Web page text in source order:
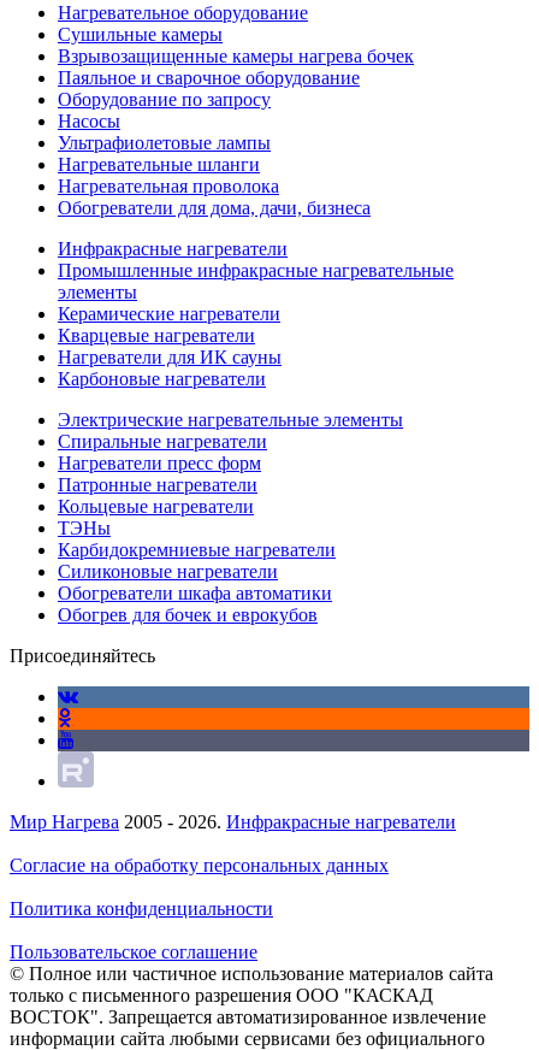
Нагревательное оборудование
Сушильные камеры
Взрывозащищенные камеры нагрева бочек
Паяльное и сварочное оборудование
Оборудование по запросу
Насосы
Ультрафиолетовые лампы
Нагревательные шланги
Нагревательная проволока
Обогреватели для дома, дачи, бизнеса
Инфракрасные нагреватели
Промышленные инфракрасные нагревательные
элементы
Керамические нагреватели
Кварцевые нагреватели
Нагреватели для ИК сауны
Карбоновые нагреватели
Электрические нагревательные элементы
Спиральные нагреватели
Нагреватели пресс форм
Патронные нагреватели
Кольцевые нагреватели
ТЭНы
Карбидокремниевые нагреватели
Силиконовые нагреватели
Обогреватели шкафа автоматики
Обогрев для бочек и еврокубов
Присоединяйтесь
Мир Нагрева 2005 - 2026. Инфракрасные нагреватели
Согласие на обработку персональных данных
Политика конфиденциальности
Пользовательское соглашение
© Полное или частичное использование материалов сайта
только с письменного разрешения ООО "КАСКАД
ВОСТОК". Запрещается автоматизированное извлечение
информации сайта любыми сервисами без официального